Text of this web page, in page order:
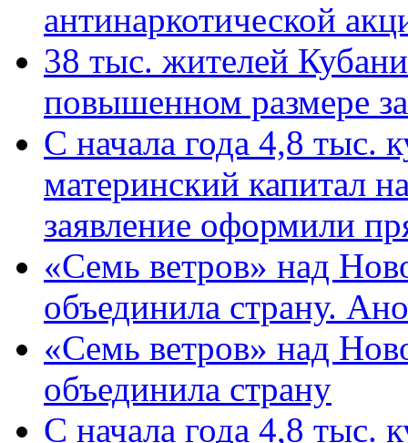
антинаркотической
38 тыс. жителей
повышенном размере
С начала года 4,8 тыс.
материнский капитал
заявление оформили
«Семь ветров» над
объединила страну.
«Семь ветров» над
объединила страну
С начала года 4,8 тыс.